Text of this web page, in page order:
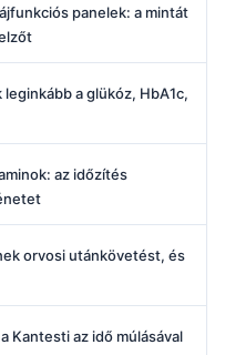
panelek: a mintát
a glükóz, HbA1c,
az időzítés
orvosi utánkövetést, és
Kantesti az idő múlásával